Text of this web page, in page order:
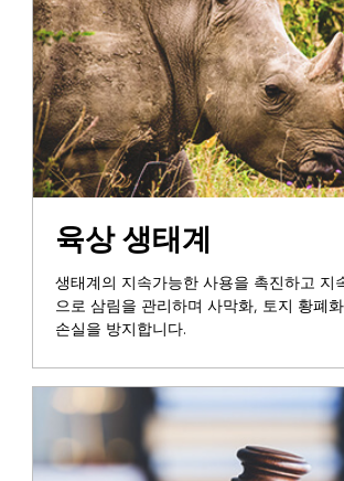
육상 생태계
생태계의 지속가능한 사용을 촉진하고 지
으로 삼림을 관리하며 사막화, 토지 황폐
손실을 방지합니다.